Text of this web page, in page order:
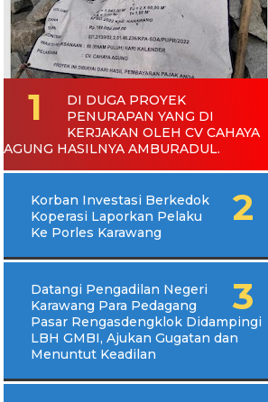
DI DUGA PROYEK
PENURAPAN YANG DI
KERJAKAN OLEH CV CAHAYA
AGUNG HASILNYA AMBURADUL.
Korban Investasi Berkedok
Koperasi Laporkan Pelaku
Ke Porles Karawang
Datangi Pengadilan Negeri
Karawang Para Pedagang
Pasar Rengasdengklok Didampingi
LBH GMBI, Ajukan Gugatan dan
Menuntut Keadilan